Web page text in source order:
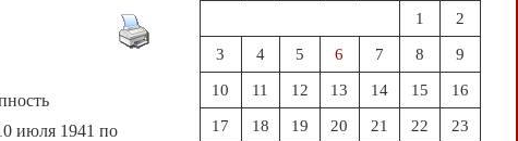
июля 1941 по
1 2
3 4 5 6 7 8 9
10 11 12 13 14 15 16
17 18 19 20 21 22 23